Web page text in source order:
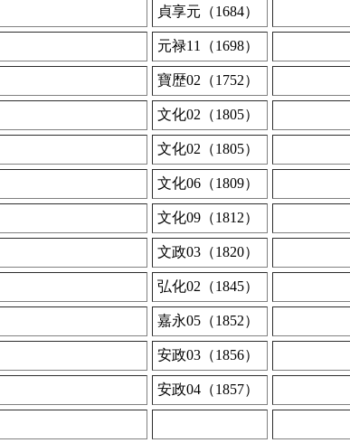
貞享元（1684）
元禄11（1698）
寶歴02（1752）
文化02（1805）
文化02（1805）
文化06（1809）
文化09（1812）
文政03（1820）
弘化02（1845）
嘉永05（1852）
安政03（1856）
安政04（1857）